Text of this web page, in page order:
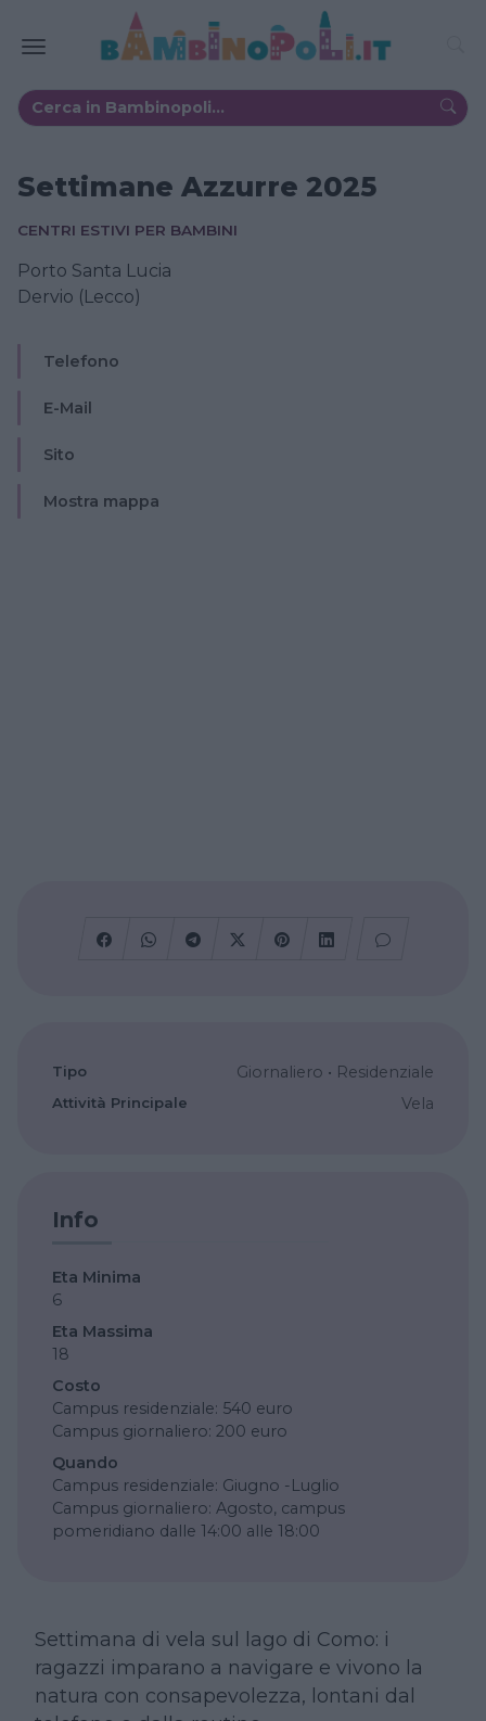
Settimane Azzurre 2025
CENTRI ESTIVI PER BAMBINI
Porto Santa Lucia
Dervio (Lecco)
Telefono
E-Mail
Sito
Mostra mappa
Tipo Giornaliero • Residenziale
Attività Principale Vela
Info
Eta Minima
6
Eta Massima
18
Costo
Campus residenziale: 540 euro
Campus giornaliero: 200 euro
Quando
Campus residenziale: Giugno -Luglio
Campus giornaliero: Agosto, campus
pomeridiano dalle 14:00 alle 18:00
Settimana di vela sul lago di Como: i
ragazzi imparano a navigare e vivono la
natura con consapevolezza, lontani dal